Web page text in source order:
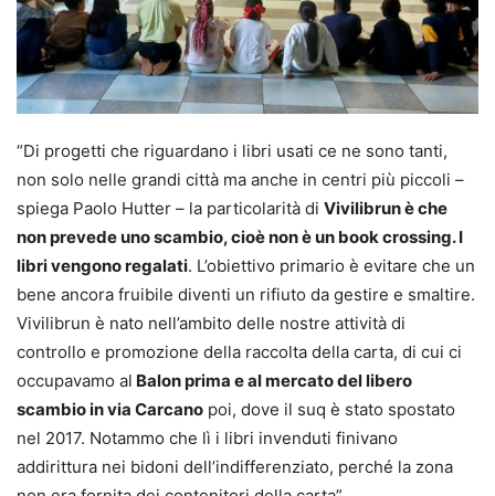
“Di progetti che riguardano i libri usati ce ne sono tanti,
non solo nelle grandi città ma anche in centri più piccoli –
spiega Paolo Hutter – la particolarità di Vivilibrun è che
non prevede uno scambio, cioè non è un book crossing. I
libri vengono regalati. L’obiettivo primario è evitare che un
bene ancora fruibile diventi un rifiuto da gestire e smaltire.
Vivilibrun è nato nell’ambito delle nostre attività di
controllo e promozione della raccolta della carta, di cui ci
occupavamo al Balon prima e al mercato del libero
scambio in via Carcano poi, dove il suq è stato spostato
nel 2017. Notammo che lì i libri invenduti finivano
addirittura nei bidoni dell’indifferenziato, perché la zona